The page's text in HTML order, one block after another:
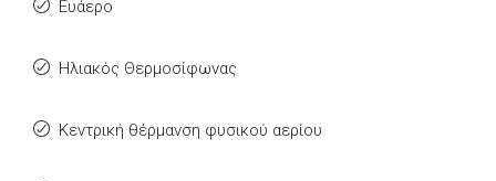
Ευάερο
Ηλιακός Θερμοσίφωνας
Κεντρική θέρμανση φυσικού αερίου